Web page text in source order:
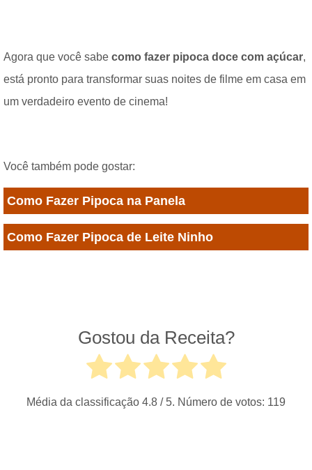
Agora que você sabe como fazer pipoca doce com açúcar,
está pronto para transformar suas noites de filme em casa em
um verdadeiro evento de cinema!
Você também pode gostar:
Como Fazer Pipoca na Panela
Como Fazer Pipoca de Leite Ninho
Gostou da Receita?
Média da classificação 4.8 / 5. Número de votos: 119